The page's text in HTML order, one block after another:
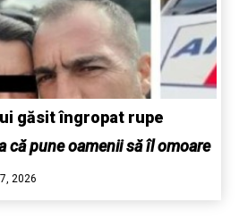
găsit îngropat rupe
că pune oamenii să îl omoare
2026